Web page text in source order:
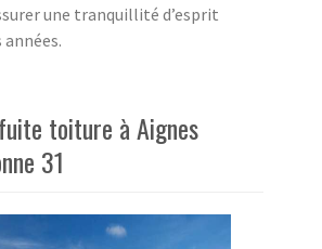
une tranquillité d’esprit
toiture à Aignes
31